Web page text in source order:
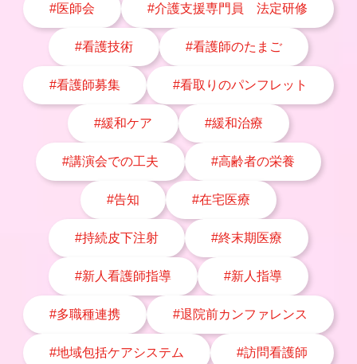
#医師会 #介護支援専門員 法定研修
#看護技術 #看護師のたまご
#看護師募集 #看取りのパンフレット
#緩和ケア #緩和治療
#講演会での工夫 #高齢者の栄養
#告知 #在宅医療
#持続皮下注射 #終末期医療
#新人看護師指導 #新人指導
#多職種連携 #退院前カンファレンス
#地域包括ケアシステム #訪問看護師